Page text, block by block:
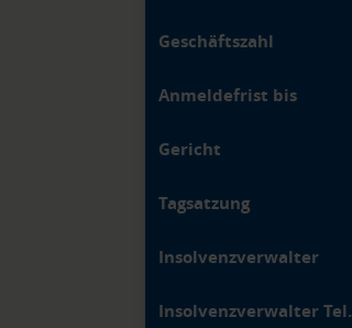
Geschäftszahl
Anmeldefrist bis
Gericht
Tagsatzung
Insolvenzverwalter
Insolvenzverwalter Tel.